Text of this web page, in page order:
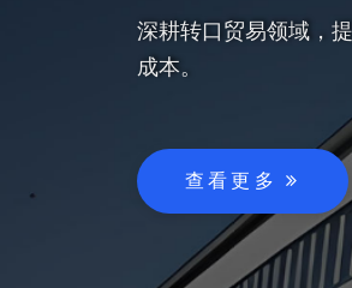
深耕转口贸易领域，
成本。
查看更多